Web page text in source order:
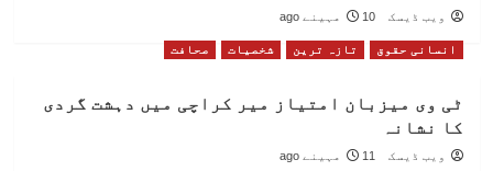
ویب ڈیسک 10 مہینے ago
انسانی حقوق تازہ ترین شخصیات صحافت
ٹی وی میزبان امتیاز میر کراچی میں دہشت گردی
کا نشانہ
ویب ڈیسک 11 مہینے ago